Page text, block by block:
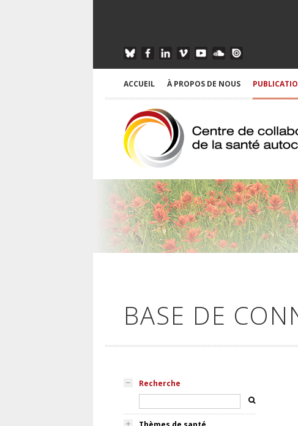
ACCUEIL À PROPOS DE NOUS
BASE DE
Recherche